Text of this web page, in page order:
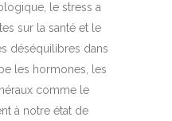
le stress a
sur la santé et le
déséquilibres dans
les hormones, les
comme le
à notre état de